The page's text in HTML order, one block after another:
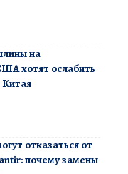
на
хотят ослабить
Китая
отказаться от
почему замены